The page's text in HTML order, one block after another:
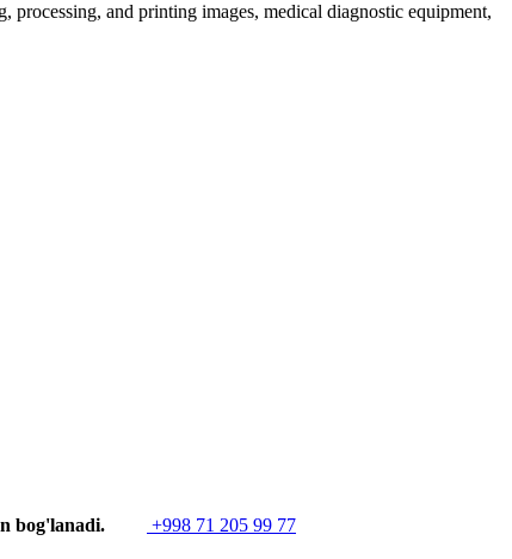
processing, and printing images, medical diagnostic equipment,
bog'lanadi. +998 71 205 99 77